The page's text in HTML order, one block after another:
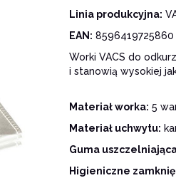
Linia produkcyjna:
EAN: 8596419725860
Worki VACS do
i stanowią wysokiej
Materiał worka: 5
Materiał uchwytu:
Guma
Higieniczne